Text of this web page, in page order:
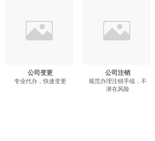
公司变更
专业代办，快速变更
公司注销
规范办理注销手续，不
潜在风险